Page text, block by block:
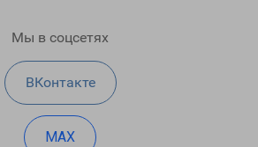
Мы в соцсетях
ВКонтакте
MAX